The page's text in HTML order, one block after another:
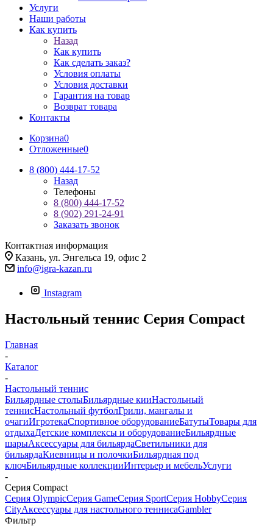
Услуги
Наши работы
Как купить
Назад
Как купить
Как сделать заказ?
Условия оплаты
Условия доставки
Гарантия на товар
Возврат товара
Контакты
Корзина0
Отложенные0
8 (800) 444-17-52
Назад
Телефоны
8 (800) 444-17-52
8 (902) 291-24-91
Заказать звонок
Контактная информация
Казань, ул. Энгельса 19, офис 2
info@igra-kazan.ru
Instagram
Настольный теннис Серия Compact
Главная
-
Каталог
-
Настольный теннис
Бильярдные столыБильярдные кииНастольный
теннисНастольный футболГрили, мангалы и
очагиИгротекаСпортивное оборудованиеБатутыТовары для
отдыхаДетские комплексы и оборудованиеБильярдные
шарыАксессуары для бильярдаСветильники для
бильярдаКиевницы и полочкиБильярдная под
ключБильярдные коллекцииИнтерьер и мебельУслуги
-
Серия Compact
Серия OlympicСерия GameСерия SportСерия HobbyСерия
CityАксессуары для настольного теннисаGambler
Фильтр